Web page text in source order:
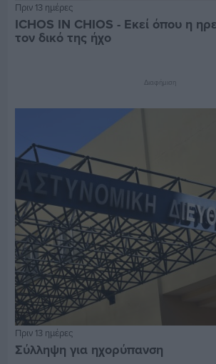
Πριν 13 ημέρες
ICHOS IN CHIOS - Εκεί όπου η
τον δικό της ήχο
Διαφήμιση
Πριν 13 ημέρες
Σύλληψη για ηχορύπανση